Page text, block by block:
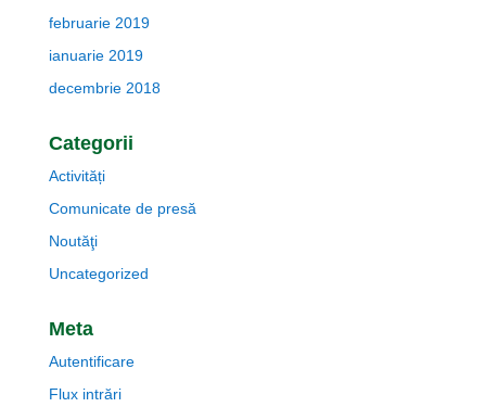
februarie 2019
ianuarie 2019
decembrie 2018
Categorii
Activități
Comunicate de presă
Noutăţi
Uncategorized
Meta
Autentificare
Flux intrări